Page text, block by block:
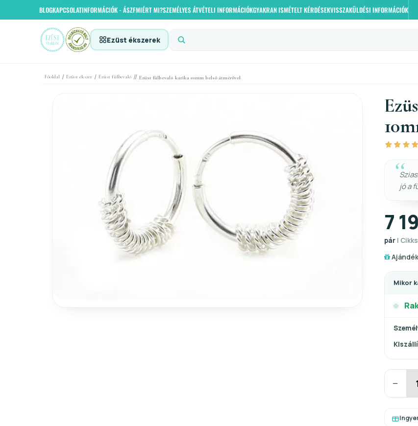
BLOGKAPCSOLATINFORMÁCIÓK - ÁSZFMIÉRT MI?SZEMÉLYES ÁTVÉTELI INFORMÁCIÓKGYAKRAN ISMÉTELT KÉRDÉSEKVISSZAKÜLDÉSI INFORMÁCIÓK
Ezüst ékszerek
Főoldal / Ezüst ékszer / Ezüst fülbevaló // Ezüst fülbevaló karika 10mm belső átmérővel
jó a
7
pár|
Mikor
−